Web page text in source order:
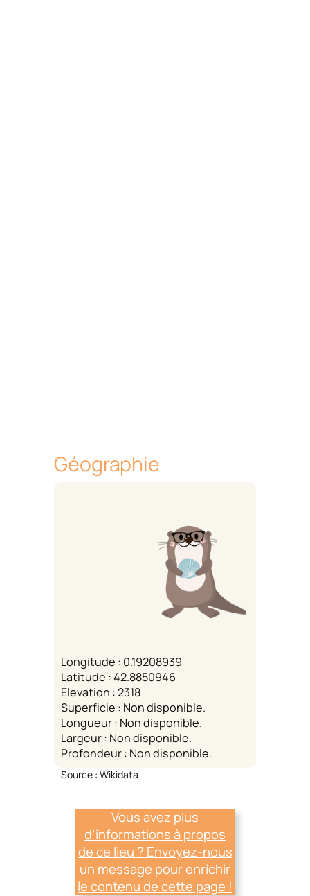
Géographie
Longitude : 0.19208939
Latitude : 42.8850946
Elevation : 2318
Superficie : Non disponible.
Longueur : Non disponible.
Largeur : Non disponible.
Profondeur : Non disponible.
Source : Wikidata
Vous avez plus
d’informations à propos
de ce lieu ? Envoyez-nous
un message pour enrichir
le contenu de cette page !